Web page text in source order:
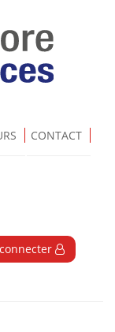
CONTACT